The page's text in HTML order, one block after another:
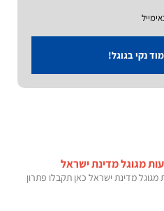
נקי בגוגל!
מגוגל מדינת ישראל
מגוגל מדינת ישראל כאן תקבלו פתרון